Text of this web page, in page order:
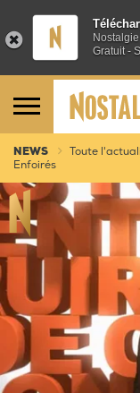
Gratuit -
NEWS Toute
Enfoirés